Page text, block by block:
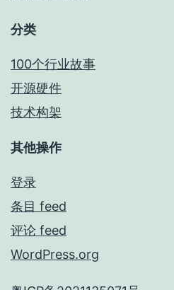
分类
100个行业故事
开源硬件
技术构架
其他操作
登录
条目 feed
评论 feed
WordPress.org